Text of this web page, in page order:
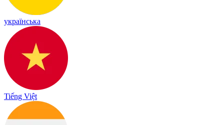
українська
Tiếng Việt